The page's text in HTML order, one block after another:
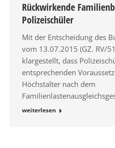
Rückwirkende
Polizeischüler
Mit der Entscheidung des
vom 13.07.2015 (GZ. RV/
klargestellt, dass
entsprechenden
Höchstalter nach dem
weiterlesen